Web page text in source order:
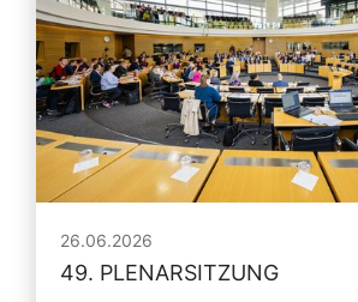
26.06.2026
49. PLENARSITZUNG